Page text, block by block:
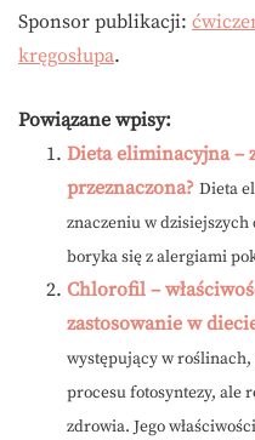
Sponsor publikacji:
kręgosłupa.
Powiązane wpisy:
Dieta eliminacyjna –
przeznaczona? Dieta
znaczeniu w dzisiejszych
boryka się z alergiami
Chlorofil –
zastosowanie w
występujący w
procesu fotosyntezy, ale
zdrowia. Jego